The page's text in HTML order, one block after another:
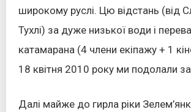
широкому руслі. Цю відстань (від
Тухлі) за дуже низької води і
катамарана (4 члени екіпажу + 1
18 квітня 2010 року ми подолали
Далі майже до гирла ріки